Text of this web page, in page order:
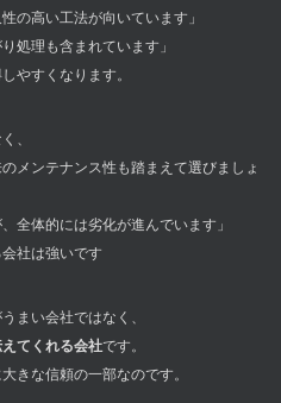
の高い工法が向いています」
処理も含まれています」
やすくなります。
、
メンテナンス性も踏まえて選びましょ
全体的には劣化が進んでいます」
社は強いです
まい会社ではなく、
てくれる会社です。
きな信頼の一部なのです。